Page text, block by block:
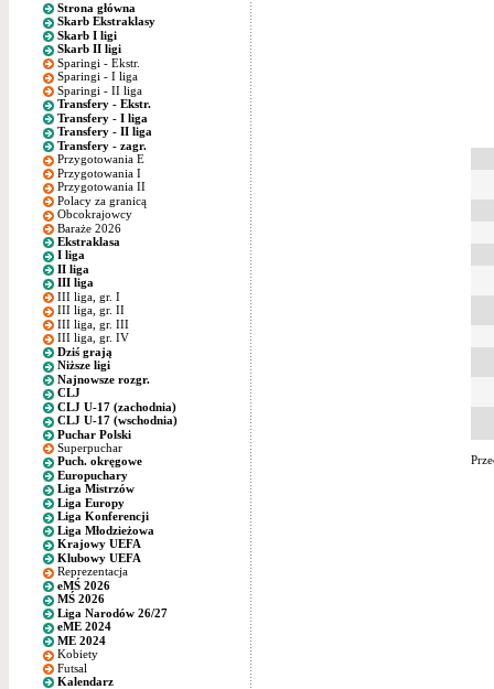
Strona główna
Skarb Ekstraklasy
Skarb I ligi
Skarb II ligi
Sparingi - Ekstr.
Sparingi - I liga
Sparingi - II liga
Transfery - Ekstr.
Transfery - I liga
Transfery - II liga
Transfery - zagr.
Przygotowania E
Przygotowania I
Przygotowania II
Polacy za granicą
Obcokrajowcy
Baraże 2026
Ekstraklasa
I liga
II liga
III liga
III liga, gr. I
III liga, gr. II
III liga, gr. III
III liga, gr. IV
Dziś grają
Niższe ligi
Najnowsze rozgr.
CLJ
CLJ U-17 (zachodnia)
CLJ U-17 (wschodnia)
Puchar Polski
Superpuchar
Puch. okręgowe
Europuchary
Liga Mistrzów
Liga Europy
Liga Konferencji
Liga Młodzieżowa
Krajowy UEFA
Klubowy UEFA
Reprezentacja
eMŚ 2026
MŚ 2026
Liga Narodów 26/27
eME 2024
ME 2024
Kobiety
Futsal
Kalendarz